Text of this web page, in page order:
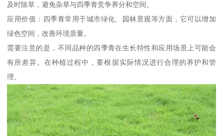
及时除草，避免杂草与四季青竞争养分和空间。
应用价值：四季青常用于城市绿化、园林景观等方面，它可以增加
绿色空间，改善环境质量。
需要注意的是，不同品种的四季青在生长特性和应用场景上可能会
有所差异。在种植过程中，要根据实际情况进行合理的养护和管
理。